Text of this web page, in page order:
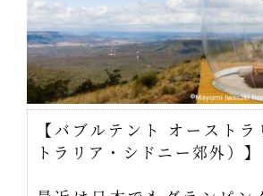
【バブルテント オースト
トラリア・シドニー郊外）】